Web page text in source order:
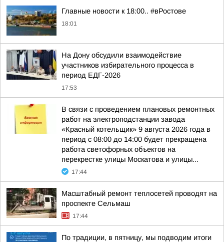
Главные новости к 18:00.. #вРостове
18:01
На Дону обсудили взаимодействие
участников избирательного процесса в
период ЕДГ-2026
17:53
В связи с проведением плановых ремонтных
работ на электроподстанции завода
«Красный котельщик» 9 августа 2026 года в
период с 08:00 до 14:00 будет прекращена
работа светофорных объектов на
перекрестке улицы Москатова и улицы...
17:44
Масштабный ремонт теплосетей проводят на
проспекте Сельмаш
17:44
По традиции, в пятницу, мы подводим итоги